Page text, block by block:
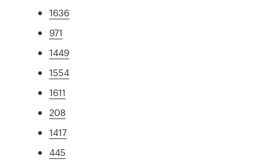
1636
971
1449
1554
1611
208
1417
445